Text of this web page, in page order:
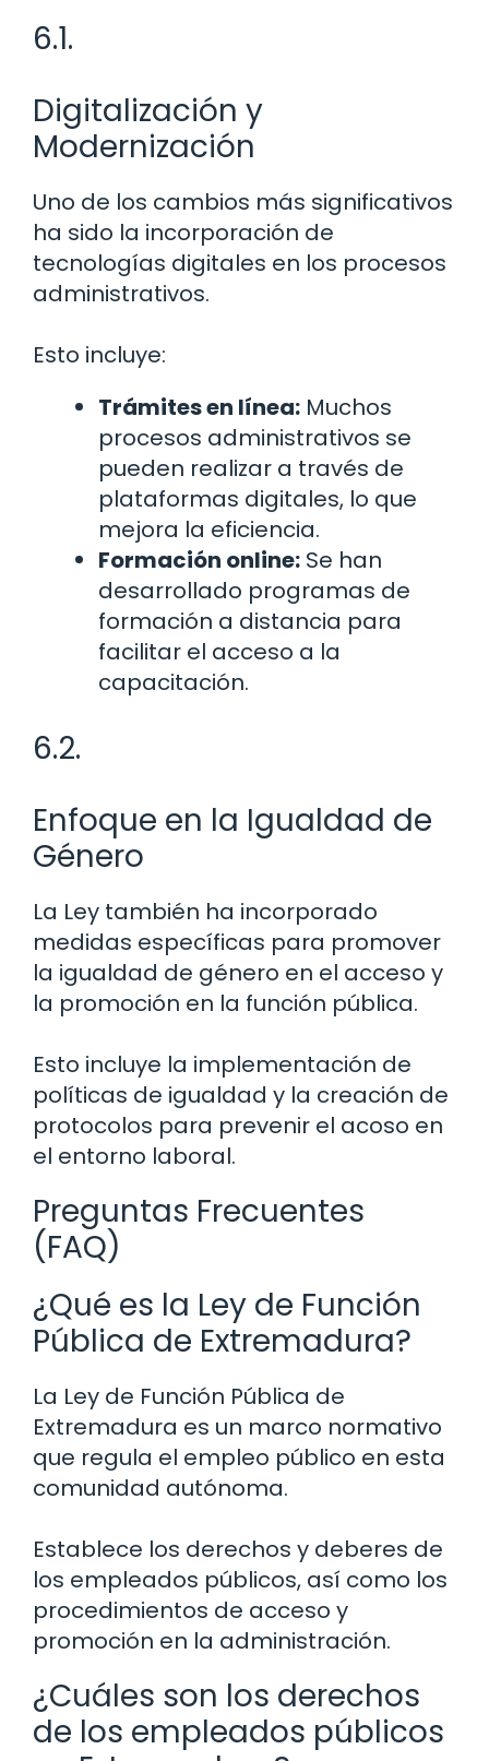
6.1.
Digitalización y
Modernización
Uno de los cambios más significativos
ha sido la incorporación de
tecnologías digitales en los procesos
administrativos.
Esto incluye:
Trámites en línea: Muchos
procesos administrativos se
pueden realizar a través de
plataformas digitales, lo que
mejora la eficiencia.
Formación online: Se han
desarrollado programas de
formación a distancia para
facilitar el acceso a la
capacitación.
6.2.
Enfoque en la Igualdad de
Género
La Ley también ha incorporado
medidas específicas para promover
la igualdad de género en el acceso y
la promoción en la función pública.
Esto incluye la implementación de
políticas de igualdad y la creación de
protocolos para prevenir el acoso en
el entorno laboral.
Preguntas Frecuentes
(FAQ)
¿Qué es la Ley de Función
Pública de Extremadura?
La Ley de Función Pública de
Extremadura es un marco normativo
que regula el empleo público en esta
comunidad autónoma.
Establece los derechos y deberes de
los empleados públicos, así como los
procedimientos de acceso y
promoción en la administración.
¿Cuáles son los derechos
de los empleados públicos